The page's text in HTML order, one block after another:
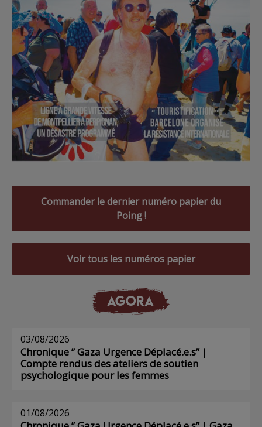
Commander le dernier numéro papier du
Poing !
Voir tous les numéros papier
AGORA
03/08/2026
Chronique ” Gaza Urgence Déplacé.e.s” |
Compte rendus des ateliers de soutien
psychologique pour les femmes
01/08/2026